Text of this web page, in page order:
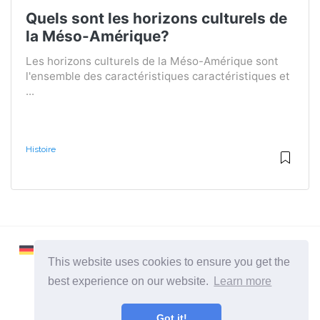
This website uses cookies to ensure you get the
best experience on our website.
Learn more
Quels sont les horizons culturels de
la Méso-Amérique?
Les horizons culturels de la Méso-Amérique sont
l'ensemble des caractéristiques caractéristiques et
...
Histoire
2026 ©Learnaboutworld